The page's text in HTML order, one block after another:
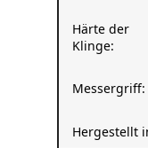
Klinge:
Klinge:
Messergriff: